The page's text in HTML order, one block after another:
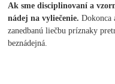
Ak sme disciplinovaní a
nádej na vyliečenie. Dokonca
zanedbanú liečbu príznaky
beznádejná.